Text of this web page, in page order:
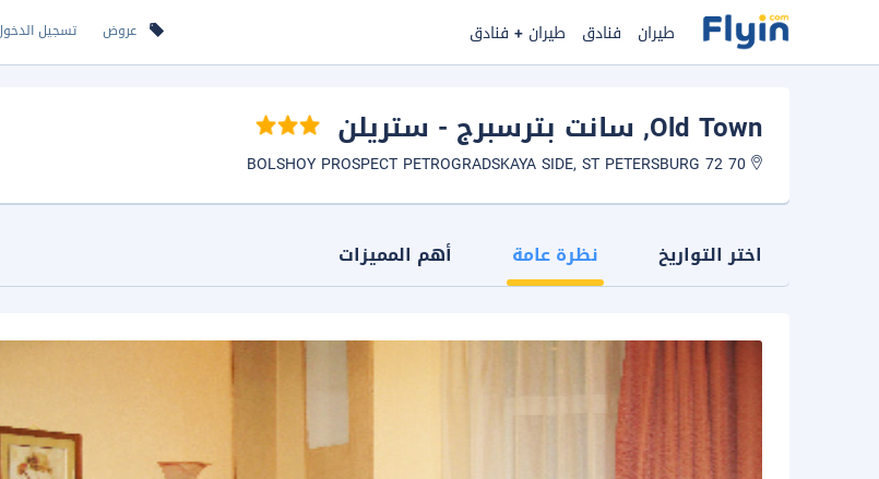
عروض تسجيل طيران فنادق طيران + فنادق
Old Town, سانت بترسبرج - ستريلن
اختر التواريخ نظرة عامة أهم المميزات